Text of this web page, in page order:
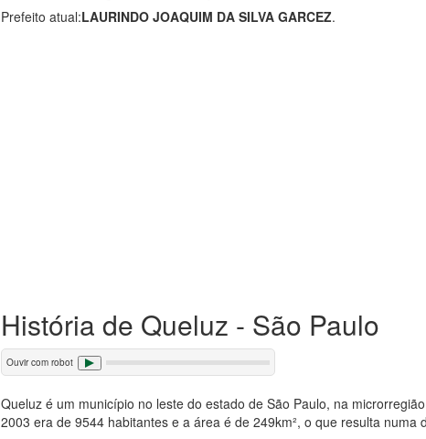
Prefeito atual:LAURINDO JOAQUIM DA SILVA GARCEZ.
História de Queluz - São Paulo
Ouvir com robot
Queluz é um município no leste do estado de São Paulo, na
2003 era de 9544 habitantes e a área é de 249km², o que resulta numa